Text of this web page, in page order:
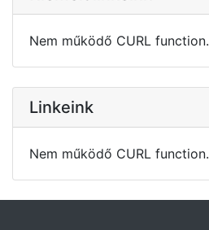
Nem működő CURL function.
Linkeink
Nem működő CURL function.